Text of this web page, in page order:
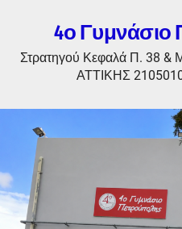
4ο Γυμνάσιο
Στρατηγού Κεφαλά Π. 38 &
ΑΤΤΙΚΗΣ